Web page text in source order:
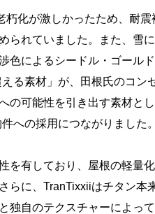
化が激しかったため、耐震
られていました。また、雪
色によるシードル・ゴール
る素材」が、田根氏のコン
の可能性を引き出す素材と
への採用につながりました。
有しており、屋根の軽量
らに、TranTixxiiはチタン本
独自のテクスチャーによっ